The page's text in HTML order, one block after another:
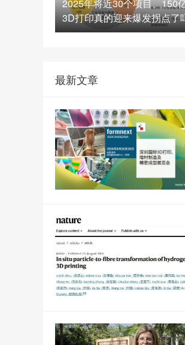
2025年将近30个项目、150
3D打印真的迎来爆发拐点了
最新文章